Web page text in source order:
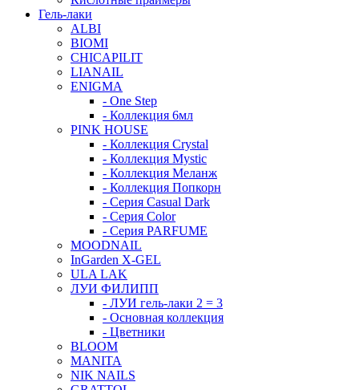
Гель-лаки
ALBI
BIOMI
CHICAPILIT
LIANAIL
ENIGMA
- One Step
- Коллекция 6мл
PINK HOUSE
- Коллекция Crystal
- Коллекция Mystic
- Коллекция Меланж
- Коллекция Попкорн
- Серия Casual Dark
- Серия Color
- Серия PARFUME
MOODNAIL
InGarden X-GEL
ULA LAK
ЛУИ ФИЛИПП
- ЛУИ гель-лаки 2 = 3
- Основная коллекция
- Цветники
BLOOM
MANITA
NIK NAILS